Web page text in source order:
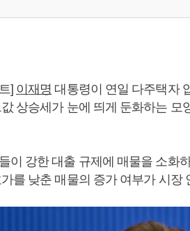
] 이재명 대통령이 연일 다주택자
상승세가 눈에 띄게 둔화하는
이 강한 대출 규제에 매물을 소화
를 낮춘 매물의 증가 여부가 시장